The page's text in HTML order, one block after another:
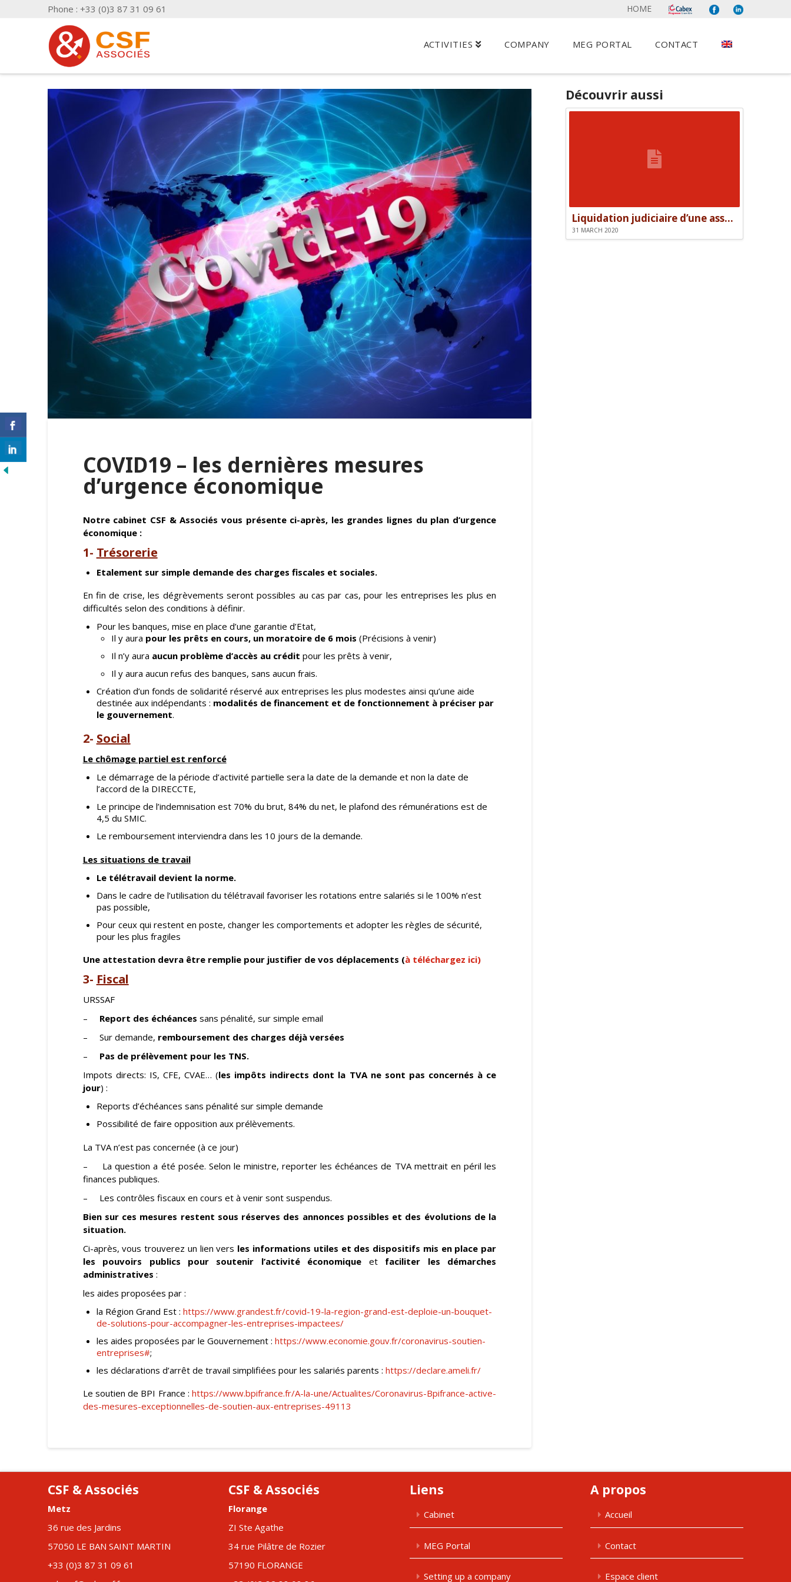
Phone : +33 (0)3 87 31 09 61 HOME
ACTIVITIES COMPANY MEG PORTAL CONTACT
COVID19 – les dernières mesures
d’urgence économique
Notre cabinet CSF & Associés vous présente ci-après, les grandes lignes du plan d’urgence
économique :
1- Trésorerie
Etalement sur simple demande des charges fiscales et sociales.
En fin de crise, les dégrèvements seront possibles au cas par cas, pour les entreprises les plus en
difficultés selon des conditions à définir.
Pour les banques, mise en place d’une garantie d’Etat,
Il y aura pour les prêts en cours, un moratoire de 6 mois (Précisions à venir)
Il n’y aura aucun problème d’accès au crédit pour les prêts à venir,
Il y aura aucun refus des banques, sans aucun frais.
Création d’un fonds de solidarité réservé aux entreprises les plus modestes ainsi qu’une aide
destinée aux indépendants : modalités de financement et de fonctionnement à préciser par
le gouvernement.
2- Social
Le chômage partiel est renforcé
Le démarrage de la période d’activité partielle sera la date de la demande et non la date de
l’accord de la DIRECCTE,
Le principe de l’indemnisation est 70% du brut, 84% du net, le plafond des rémunérations est de
4,5 du SMIC.
Le remboursement interviendra dans les 10 jours de la demande.
Les situations de travail
Le télétravail devient la norme.
Dans le cadre de l’utilisation du télétravail favoriser les rotations entre salariés si le 100% n’est
pas possible,
Pour ceux qui restent en poste, changer les comportements et adopter les règles de sécurité,
pour les plus fragiles
Une attestation devra être remplie pour justifier de vos déplacements (à téléchargez ici)
3- Fiscal
URSSAF
– Report des échéances sans pénalité, sur simple email
– Sur demande, remboursement des charges déjà versées
– Pas de prélèvement pour les TNS.
Impots directs: IS, CFE, CVAE… (les impôts indirects dont la TVA ne sont pas concernés à ce
jour) :
Reports d’échéances sans pénalité sur simple demande
Possibilité de faire opposition aux prélèvements.
La TVA n’est pas concernée (à ce jour)
– La question a été posée. Selon le ministre, reporter les échéances de TVA mettrait en péril les
finances publiques.
– Les contrôles fiscaux en cours et à venir sont suspendus.
Bien sur ces mesures restent sous réserves des annonces possibles et des évolutions de la
situation.
Ci-après, vous trouverez un lien vers les informations utiles et des dispositifs mis en place par
les pouvoirs publics pour soutenir l’activité économique et faciliter les démarches
administratives :
les aides proposées par :
la Région Grand Est : https://www.grandest.fr/covid-19-la-region-grand-est-deploie-un-bouquet-
de-solutions-pour-accompagner-les-entreprises-impactees/
les aides proposées par le Gouvernement : https://www.economie.gouv.fr/coronavirus-soutien-
entreprises#;
les déclarations d’arrêt de travail simplifiées pour les salariés parents : https://declare.ameli.fr/
Le soutien de BPI France :https://www.bpifrance.fr/A-la-une/Actualites/Coronavirus-Bpifrance-active-
des-mesures-exceptionnelles-de-soutien-aux-entreprises-49113
Découvrir aussi
Liquidation judiciaire d’une association et responsabilité des dirigeants
31 MARCH 2020
CSF & Associés
Metz
36 rue des Jardins
57050 LE BAN SAINT MARTIN
+33 (0)3 87 31 09 61
CSF & Associés
Florange
ZI Ste Agathe
34 rue Pilâtre de Rozier
57190 FLORANGE
Liens
Cabinet
MEG Portal
Setting up a company
A propos
Accueil
Contact
Espace client